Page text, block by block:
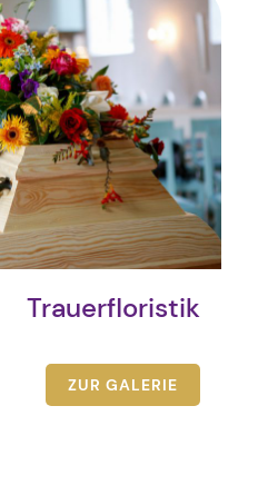
Trauerfloristik
ZUR GALERIE